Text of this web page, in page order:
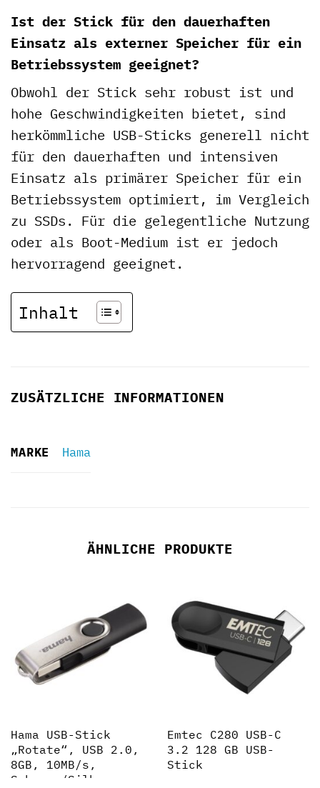
Ist der Stick für den dauerhaften
Einsatz als externer Speicher für ein
Betriebssystem geeignet?
Obwohl der Stick sehr robust ist und
hohe Geschwindigkeiten bietet, sind
herkömmliche USB-Sticks generell nicht
für den dauerhaften und intensiven
Einsatz als primärer Speicher für ein
Betriebssystem optimiert, im Vergleich
zu SSDs. Für die gelegentliche Nutzung
oder als Boot-Medium ist er jedoch
hervorragend geeignet.
Inhalt
ZUSÄTZLICHE INFORMATIONEN
MARKE Hama
ÄHNLICHE PRODUKTE
Hama USB-Stick
„Rotate“, USB 2.0,
8GB, 10MB/s,
Schwarz/Silber
Emtec C280 USB-C
3.2 128 GB USB-
Stick